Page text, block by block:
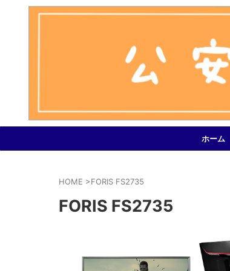
ホーム
HOME >FORIS FS2735
FORIS FS2735